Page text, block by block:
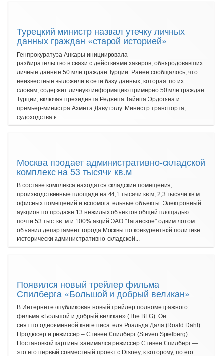
Турецкий министр назвал утечку личных
данных граждан «старой историей»
Генпрокуратура Анкары инициировала
разбирательство в связи с действиями хакеров, обнародовавших
личные данные 50 млн граждан Турции. Ранее сообщалось, что
неизвестные выложили в сети базу данных, которая, по их
словам, содержит личную информацию примерно 50 млн граждан
Турции, включая президента Реджепа Тайипа Эрдогана и
премьер-министра Ахмета Давутоглу. Министр транспорта,
судоходства и...
Москва продает административно-складской
комплекс на 53 тысячи кв.м
В составе комплекса находятся складские помещения,
производственные площади на 44,1 тысячи кв.м, 2,3 тысячи кв.м
офисных помещений и вспомогательные объекты. Электронный
аукцион по продаже 13 нежилых объектов общей площадью
почти 53 тыс. кв. м и 100% акций ОАО "Таганское" одним лотом
объявил департамент города Москвы по конкурентной политике.
Исторически административно-складской...
Появился новый трейлер фильма
Спилберга «Большой и добрый великан»
В Интернете опубликован новый трейлер полнометражного
фильма «Большой и добрый великан» (The BFG). Он
снят по одноименной книге писателя Роальда Даля (Roald Dahl).
Продюсер и режиссер – Стивен Спилберг (Steven Spielberg).
Постановкой картины занимался режиссер Стивен Спилберг —
это его первый совместный проект с Disney, к которому, по его